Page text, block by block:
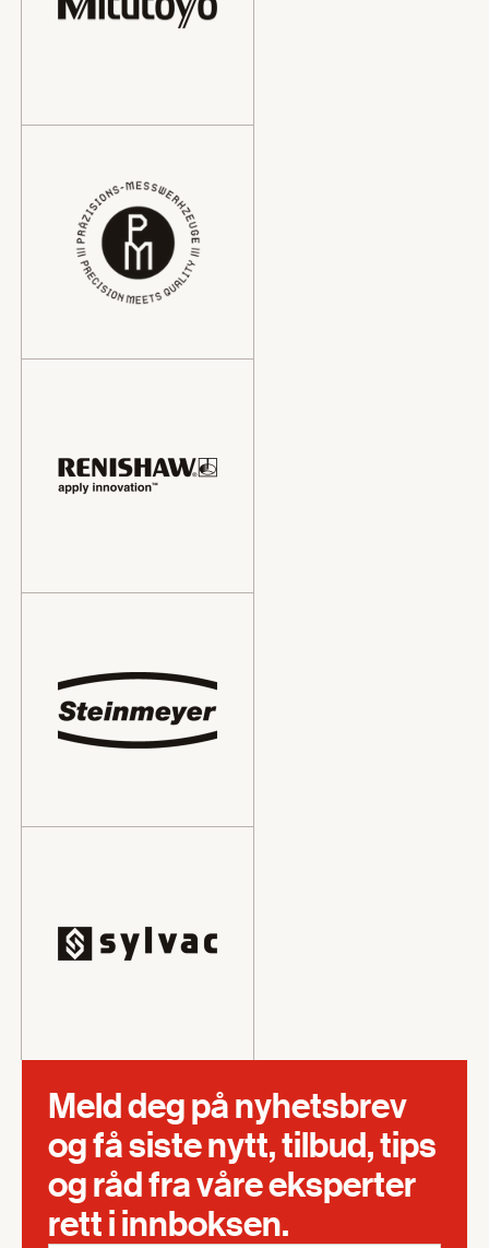
Meld deg på nyhetsbrev
og få siste nytt, tilbud, tips
og råd fra våre eksperter
rett i innboksen.